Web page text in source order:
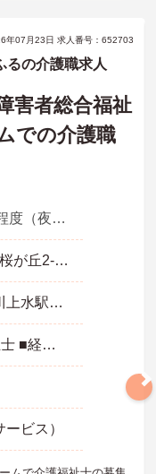
年07月23日 求人番号：652703
るの介護職求人
害者総合福祉
での介護職
月収 22.0万円～程度（夜勤手当4回分含む）
東京都 東大和市 桜が丘2-53-6
西武拝島線「玉川上水駅」5分
■資格：介護福祉士 ■経験：未経験OK ■普通自動車運転免許：記載なし★コピー不要★
ビス）